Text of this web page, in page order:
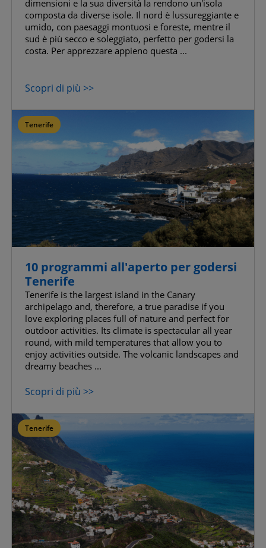
dimensioni e la sua diversità la rendono un'isola
composta da diverse isole. Il nord è lussureggiante e
umido, con paesaggi montuosi e foreste, mentre il
sud è più secco e soleggiato, perfetto per godersi la
costa. Per apprezzare appieno questa ...
Scopri di più >>
Tenerife
10 programmi all'aperto per godersi
Tenerife
Tenerife is the largest island in the Canary
archipelago and, therefore, a true paradise if you
love exploring places full of nature and perfect for
outdoor activities. Its climate is spectacular all year
round, with mild temperatures that allow you to
enjoy activities outside. The volcanic landscapes and
dreamy beaches ...
Scopri di più >>
Tenerife